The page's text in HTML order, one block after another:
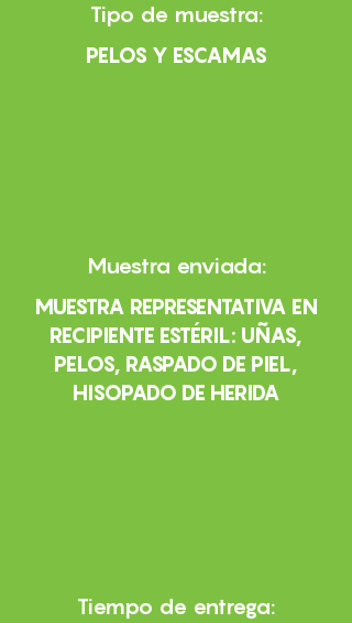
Tipo de muestra:
PELOS Y ESCAMAS
Muestra enviada:
MUESTRA REPRESENTATIVA EN
RECIPIENTE ESTÉRIL: UÑAS,
PELOS, RASPADO DE PIEL,
HISOPADO DE HERIDA
Tiempo de entrega: